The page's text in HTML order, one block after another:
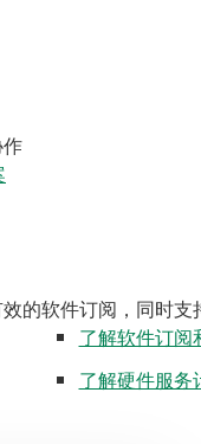
的软件订阅，同时
了解软件订阅
了解硬件服务